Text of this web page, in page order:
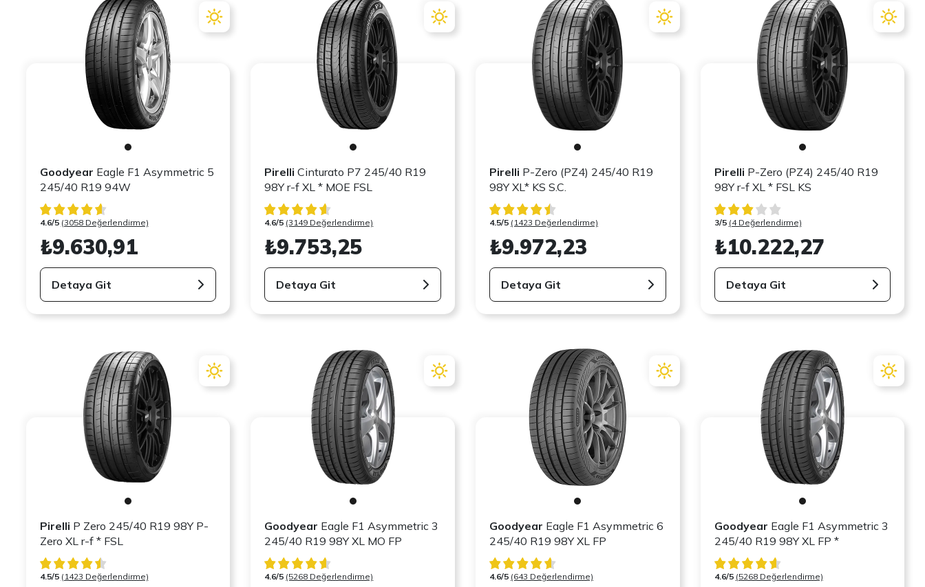
Goodyear Eagle F1 Asymmetric 5
245/40 R19 94W
4.6/5 (3058 Değerlendirme)
₺9.630,91
Detaya Git
Pirelli Cinturato P7 245/40 R19
98Y r-f XL * MOE FSL
4.6/5 (3149 Değerlendirme)
₺9.753,25
Detaya Git
Pirelli P-Zero (PZ4) 245/40 R19
98Y XL* KS S.C.
4.5/5 (1423 Değerlendirme)
₺9.972,23
Detaya Git
Pirelli P-Zero (PZ4) 245/40 R19
98Y r-f XL * FSL KS
3/5 (4 Değerlendirme)
₺10.222,27
Detaya Git
Pirelli P Zero 245/40 R19 98Y P-
Zero XL r-f * FSL
4.5/5 (1423 Değerlendirme)
Goodyear Eagle F1 Asymmetric 3
245/40 R19 98Y XL MO FP
4.6/5 (5268 Değerlendirme)
Goodyear Eagle F1 Asymmetric 6
245/40 R19 98Y XL FP
4.6/5 (643 Değerlendirme)
Goodyear Eagle F1 Asymmetric 3
245/40 R19 98Y XL FP *
4.6/5 (5268 Değerlendirme)